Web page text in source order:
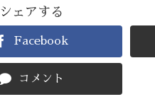
シェアする
Facebook
コメント